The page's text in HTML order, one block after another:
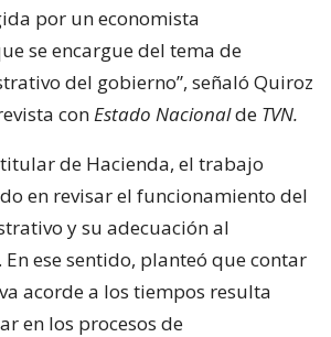
por un economista
se encargue del tema de
del gobierno”, señaló Quiroz
con Estado Nacionalde TVN.
de Hacienda, el trabajo
en revisar el funcionamiento del
y su adecuación al
ese sentido, planteó que contar
acorde a los tiempos resulta
en los procesos de